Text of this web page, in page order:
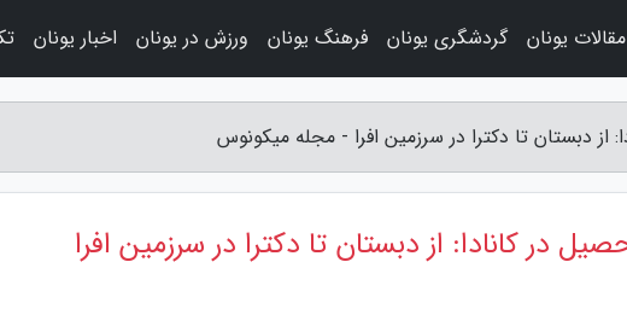
دبستان تا دکترا در سرزمین افرا - مجله میکونوس
در کانادا: از دبستان تا دکترا در سرزمین افرا
یونان گردشگری یونان فرهنگ یونان ورزش در یونان اخبار یونان